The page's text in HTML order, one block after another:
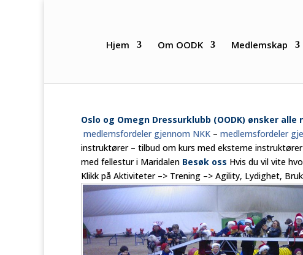
Hjem Om OODK Medlemskap
Oslo og Omegn Dressurklubb (OODK) ønsker
medlemsfordeler gjennom NKK – medlemsfordeler
instruktører – tilbud om kurs med eksterne
med fellestur i Maridalen Besøk oss Hvis du vil vite
Klikk på Aktiviteter –> Trening –> Agility, Lydighet,